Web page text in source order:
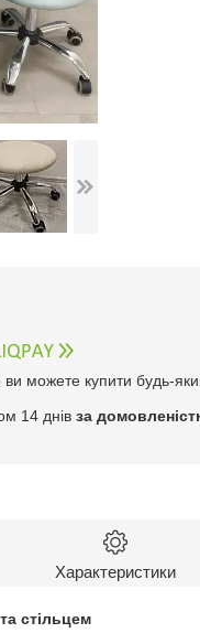
ви можете купити будь-
14 днів за
Характеристики
стільцем